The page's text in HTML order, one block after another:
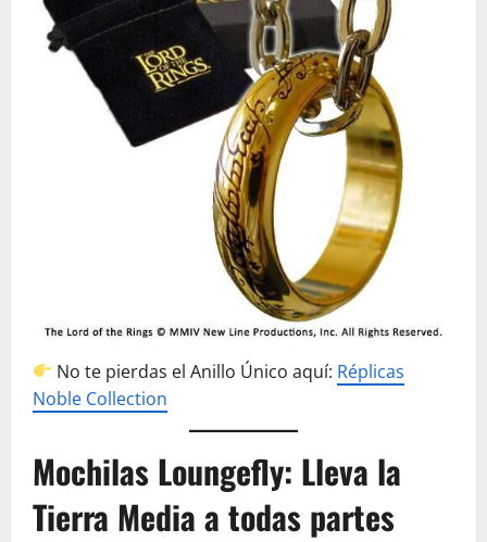
No te pierdas el Anillo Único aquí: Réplicas
Noble Collection
Mochilas Loungefly: Lleva la
Tierra Media a todas partes